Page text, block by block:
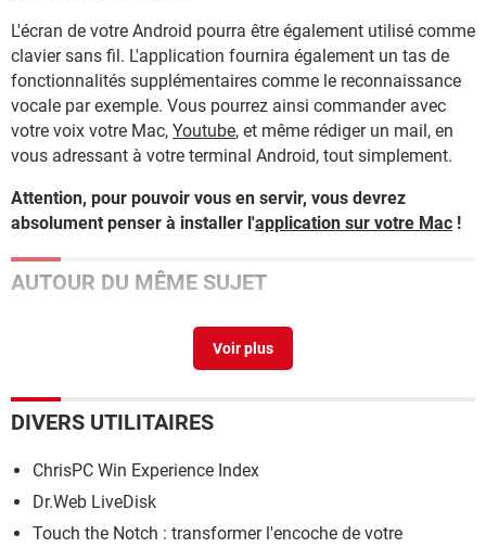
L'écran de votre Android pourra être également utilisé comme
clavier sans fil. L'application fournira également un tas de
fonctionnalités supplémentaires comme le reconnaissance
vocale par exemple. Vous pourrez ainsi commander avec
votre voix votre Mac, Youtube, et même rédiger un mail, en
vous adressant à votre terminal Android, tout simplement.
Attention, pour pouvoir vous en servir, vous devrez
absolument penser à installer l'application sur votre Mac !
AUTOUR DU MÊME SUJET
> Télécharger - Édition & Programmation
DIVERS UTILITAIRES
ChrisPC Win Experience Index
Dr.Web LiveDisk
Touch the Notch : transformer l'encoche de votre